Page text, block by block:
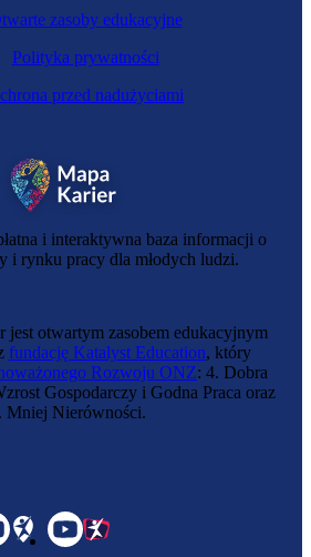
i interaktywna baza informacji o
i rynku pracy dla młodych ludzi.
zasoby edukacyjne
Polityka prywatności
przed nadużyciami
otwartym zasobem edukacyjnym
fundację Katalyst Education, który
Rozwoju ONZ: 4. Dobra
Gospodarczy i Godna Praca oraz
Mniej Nierówności.